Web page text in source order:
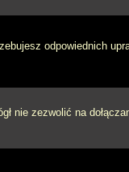
odpowiednich
nie zezwolić na